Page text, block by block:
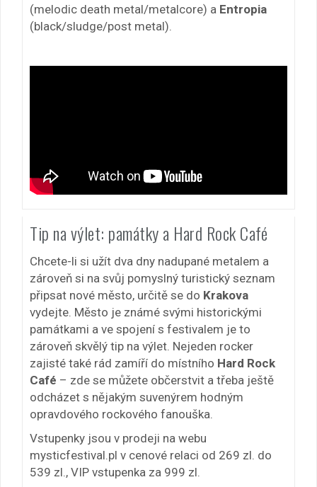
(melodic death metal/metalcore) a Entropia
(black/sludge/post metal).
Tip na výlet: památky a Hard Rock Café
Chcete-li si užít dva dny nadupané metalem a
zároveň si na svůj pomyslný turistický seznam
připsat nové město, určitě se do Krakova
vydejte. Město je známé svými historickými
památkami a ve spojení s festivalem je to
zároveň skvělý tip na výlet. Nejeden rocker
zajisté také rád zamíří do místního Hard Rock
Café – zde se můžete občerstvit a třeba ještě
odcházet s nějakým suvenýrem hodným
opravdového rockového fanouška.
Vstupenky jsou v prodeji na webu
mysticfestival.pl v cenové relaci od 269 zl. do
539 zl., VIP vstupenka za 999 zl.